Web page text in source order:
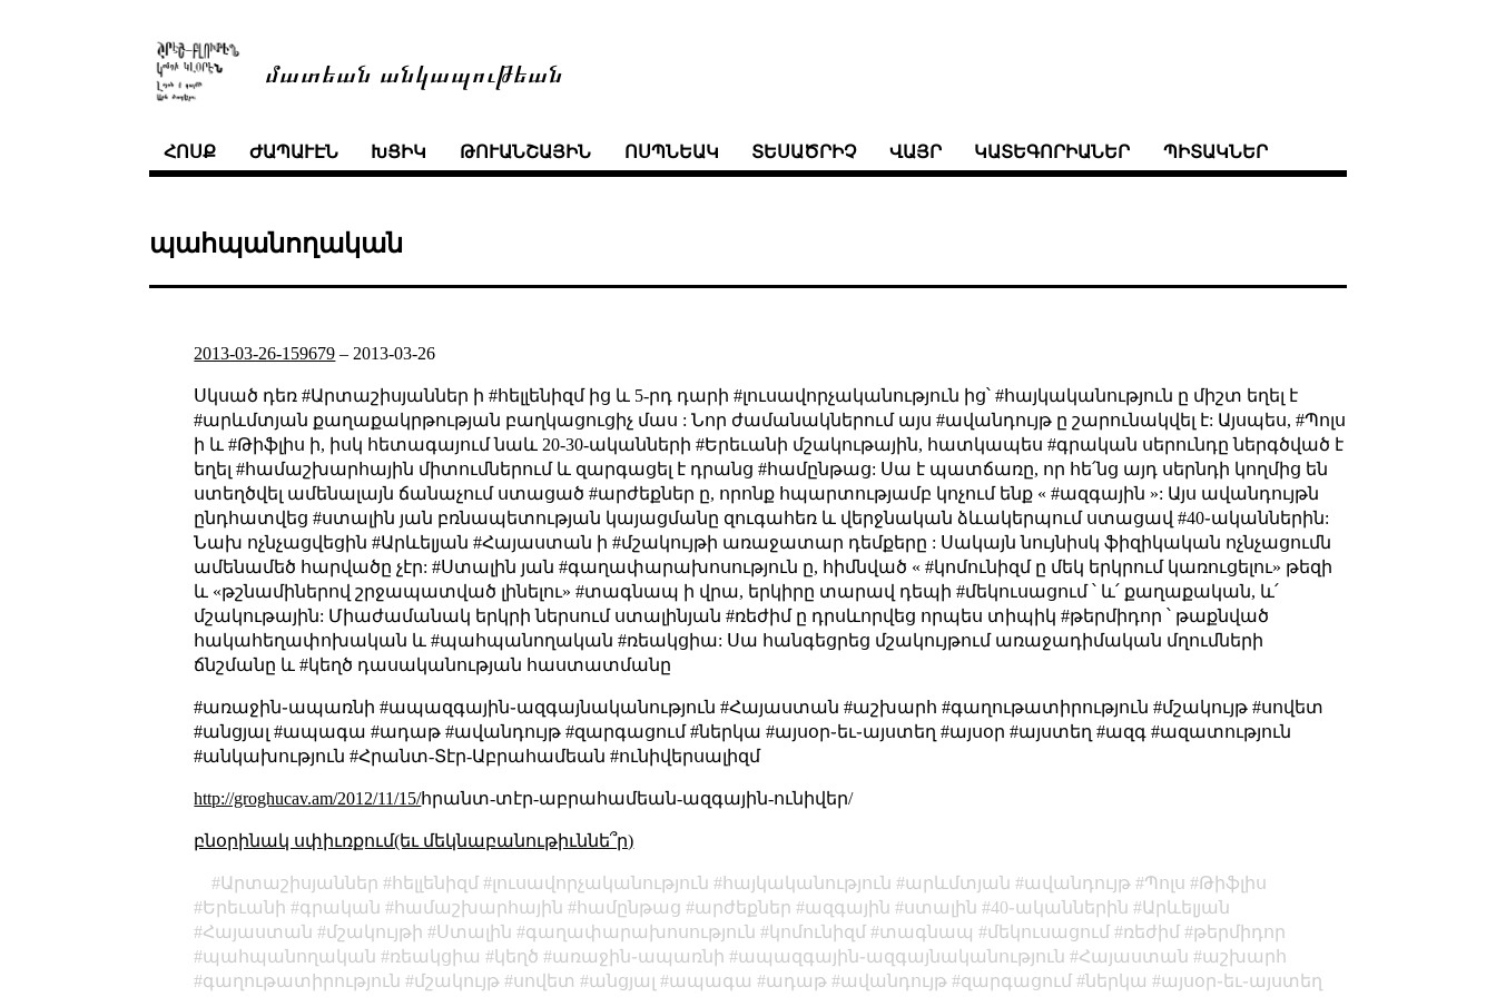
մատեան անկապութեան
ՀՈՍՔ ԺԱՊԱՒԷՆ ԽՑԻԿ ԹՈՒԱՆՇԱՅԻՆ ՈՍՊՆԵԱԿ ՏԵՍԱԾՐԻՉ ՎԱՅՐ ԿԱՏԵԳՈՐԻԱՆԵՐ ՊԻՏԱԿՆԵՐ
պահպանողական
2013-03-26-159679 – 2013-03-26
Սկսած դեռ #Արտաշիսյաններ ի #հելլենիզմ ից և 5-րդ դարի #լուսավորչականություն ից՝ #հայկականություն ը միշտ եղել է
#արևմտյան քաղաքակրթության բաղկացուցիչ մաս : Նոր ժամանակներում այս #ավանդույթ ը շարունակվել է: Այսպես, #Պոլս
ի և #Թիֆլիս ի, իսկ հետագայում նաև 20-30-ականների #Երեւանի մշակութային, հատկապես #գրական սերունդը ներգծված է
եղել #համաշխարհային միտումներում և զարգացել է դրանց #համընթաց: Սա է պատճառը, որ հե՛նց այդ սերնդի կողմից են
ստեղծվել ամենալայն ճանաչում ստացած #արժեքներ ը, որոնք հպարտությամբ կոչում ենք « #ազգային »: Այս ավանդույթն
ընդհատվեց #ստալին յան բռնապետության կայացմանը զուգահեռ և վերջնական ձևակերպում ստացավ #40֊ականներին:
Նախ ոչնչացվեցին #Արևելյան #Հայաստան ի #մշակույթի առաջատար դեմքերը : Սակայն նույնիսկ ֆիզիկական ոչնչացումն
ամենամեծ հարվածը չէր: #Ստալին յան #գաղափարախոսություն ը, հիմնված « #կոմունիզմ ը մեկ երկրում կառուցելու» թեզի
և «թշնամիներով շրջապատված լինելու» #տագնապ ի վրա, երկիրը տարավ դեպի #մեկուսացում ՝ և՛ քաղաքական, և՛
մշակութային: Միաժամանակ երկրի ներսում ստալինյան #ռեժիմ ը դրսևորվեց որպես տիպիկ #թերմիդոր ՝ թաքնված
հակահեղափոխական և #պահպանողական #ռեակցիա: Սա հանգեցրեց մշակույթում առաջադիմական մղումների
ճնշմանը և #կեղծ դասականության հաստատմանը
#առաջին֊ապառնի #ապազգային֊ազգայնականություն #Հայաստան #աշխարհ #գաղութատիրություն #մշակույթ #սովետ
#անցյալ #ապագա #ադաթ #ավանդույթ #զարգացում #ներկա #այսօր֊եւ֊այստեղ #այսօր #այստեղ #ազգ #ազատություն
#անկախություն #Հրանտ-Տէր-Աբրահամեան #ունիվերսալիզմ
http://groghucav.am/2012/11/15/հրանտ-տէր-աբրահամեան-ազգային-ունիվեր/
բնօրինակ սփիւռքում(եւ մեկնաբանութիւննե՞ր)
Արտաշիսյաններ հելլենիզմ լուսավորչականություն հայկականություն արևմտյան ավանդույթ Պոլս
Թիֆլիս
Երեւանի
գրական համաշխարհային համընթաց արժեքներ ազգային ստալին 40֊ականներին
Արևելյան
Հայաստան
մշակույթի Ստալին գաղափարախոսություն կոմունիզմ տագնապ մեկուսացում ռեժիմ
թերմիդոր
պահպանողական
ռեակցիա կեղծ առաջին֊ապառնի ապազգային֊ազգայնականություն Հայաստան
աշխարհ
գաղութատիրություն
մշակույթ սովետ անցյալ ապագա ադաթ ավանդույթ զարգացում ներկա
այսօր֊եւ֊այստեղ